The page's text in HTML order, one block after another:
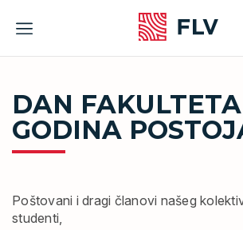
content
DAN FAKULTETA
GODINA
Poštovani i dragi članovi našeg
studenti,